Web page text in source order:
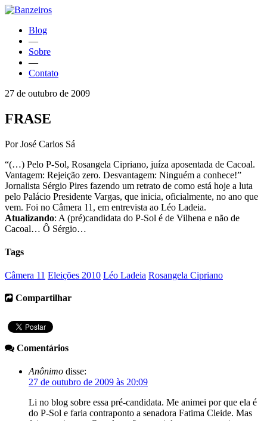
Blog
—
Sobre
—
Contato
27 de outubro de 2009
FRASE
Por José Carlos Sá
“(…) Pelo P-Sol, Rosangela Cipriano, juíza aposentada de Cacoal.
Vantagem: Rejeição zero. Desvantagem: Ninguém a conhece!”
Jornalista Sérgio Pires fazendo um retrato de como está hoje a luta
pelo Palácio Presidente Vargas, que inicia, oficialmente, no ano que
vem. Foi no Câmera 11, em entrevista ao Léo Ladeia.
Atualizando: A (pré)candidata do P-Sol é de Vilhena e não de
Cacoal… Ô Sérgio…
Tags
Câmera 11 Eleições 2010 Léo Ladeia Rosangela Cipriano
Compartilhar
Comentários
Anônimo disse:
27 de outubro de 2009 às 20:09
Li no blog sobre essa pré-candidata. Me animei por que ela é
do P-Sol e faria contraponto a senadora Fatima Cleide. Mas